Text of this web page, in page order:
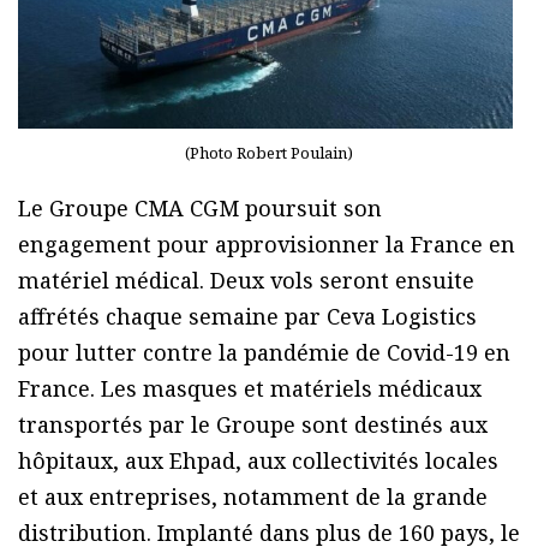
(Photo Robert Poulain)
Le Groupe CMA CGM poursuit son
engagement pour approvisionner la France en
matériel médical. Deux vols seront ensuite
affrétés chaque semaine par Ceva Logistics
pour lutter contre la pandémie de Covid-19 en
France. Les masques et matériels médicaux
transportés par le Groupe sont destinés aux
hôpitaux, aux Ehpad, aux collectivités locales
et aux entreprises, notamment de la grande
distribution. Implanté dans plus de 160 pays, le